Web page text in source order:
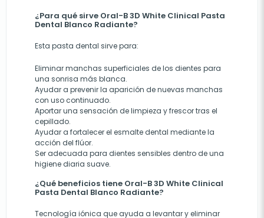
¿Para qué sirve Oral-B 3D White Clinical Pasta
Dental Blanco Radiante?
Esta pasta dental sirve para:
Eliminar manchas superficiales de los dientes para
una sonrisa más blanca.
Ayudar a prevenir la aparición de nuevas manchas
con uso continuado.
Aportar una sensación de limpieza y frescor tras el
cepillado.
Ayudar a fortalecer el esmalte dental mediante la
acción del flúor.
Ser adecuada para dientes sensibles dentro de una
higiene diaria suave.
¿Qué beneficios tiene Oral-B 3D White Clinical
Pasta Dental Blanco Radiante?
Tecnología iónica que ayuda a levantar y eliminar